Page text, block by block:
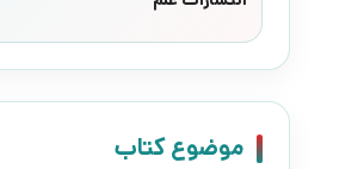
موضوع کتاب